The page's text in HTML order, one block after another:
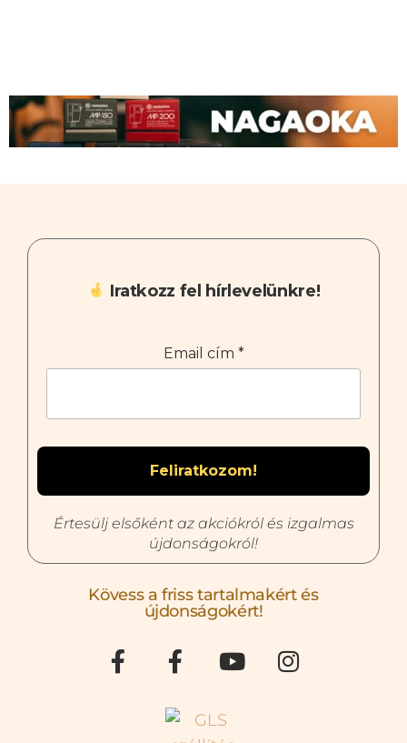
Iratkozz fel hírlevelünkre!
Email cím *
Értesülj elsőként az akciókról és izgalmas
újdonságokról!
Kövess a friss tartalmakért és
újdonságokért!